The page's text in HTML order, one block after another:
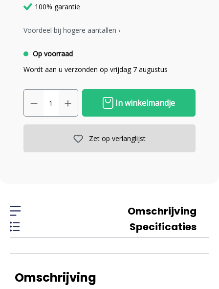
100% garantie
Voordeel bij hogere aantallen ›
Op voorraad
Wordt aan u verzonden op vrijdag 7 augustus
In winkelmandje
Zet op verlanglijst
Omschrijving
Specificaties
Omschrijving